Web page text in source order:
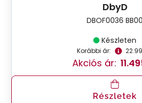
DbyD
DBOF0036 BB00
Készleten
Korábbi ár:
Akciós ár:
Részletek